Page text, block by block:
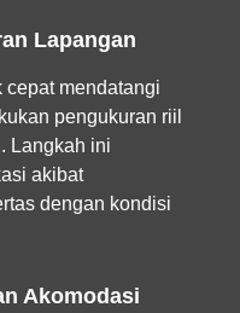
Lapangan
cepat mendatangi
pengukuran riil
Langkah ini
akibat
dengan kondisi
Akomodasi